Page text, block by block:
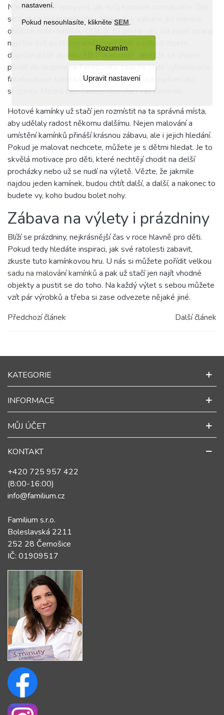
nastavení.
Pokud nesouhlasíte, klikněteSEM
Rozumím
Upravit nastavení
Nakonec stačí vymyslet, jak svůj kamínek pomalujete. Zde
se fantazii meze nekladou. Někteří je vybarví, jiní nakreslí
obrázek nebo napíšou citát. Je to jen na vás. Na zadní stranu
napište své poštovní směrovací číslo a pokud chcete,
dopište ještě zkratku FB (Facebook).
přidat do skupiny na Facebooku, zadejte si do vyhledavače
facebookové kamínky a požádejte správce o přijetí do
skupinky. Možná tam časem objevíte i váš kamínek.
Hotové kamínky už stačí jen rozmístit na ta správná místa,
aby udělaly radost někomu dalšímu. Nejen malování a
umístění kamínků přináší krásnou zábavu, ale i jejich hledání.
Pokud je malovat nechcete, můžete je s dětmi hledat. Je to
skvělá motivace pro děti, které nechtějí chodit na delší
procházky nebo už se nudí na výletě. Vězte, že jakmile
najdou jeden kamínek, budou chtít další, a další, a nakonec to
budete vy, koho budou bolet nohy.
Zábava na výlety i prázdniny
Blíží se prázdniny, nejkrásnější čas v roce hlavně pro děti.
Pokud tedy hledáte inspiraci, jak své ratolesti zabavit,
zkuste tuto kamínkovou hru. U nás si můžete pořídit velkou
sadu na malování kamínků a pak už stačí jen najít vhodné
objekty a pustit se do toho. Na každý výlet s sebou můžete
vzít pár výrobků a třeba si zase odvezete nějaké jiné.
Předchozí článek
Další článek
KATEGORIE
INFORMACE
MŮJ ÚČET
KONTAKT
+420 725 957 422
(8:00-16:00)
info@familium.cz
Familium s.r.o.
Boleslavská 2211
252 28 Černošice
IČ: 01909517